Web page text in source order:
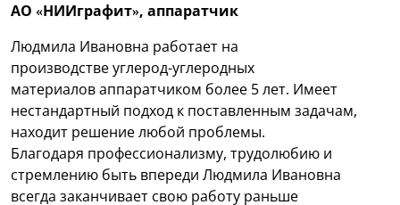
АО «НИИграфит», аппаратчик
Людмила Ивановна работает на
производстве углерод-углеродных
материалов аппаратчиком более 5 лет. Имеет
нестандартный подход к поставленным задачам,
находит решение любой проблемы.
Благодаря профессионализму, трудолюбию и
стремлению быть впереди Людмила Ивановна
всегда заканчивает свою работу раньше